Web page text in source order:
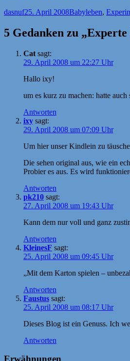
Autor
dasnufVeröffentlicht
25. April 2008Kategorien
Babyleben,
5 Gedanken zu
Cat sagt:
29. April 2008 um 22:27 Uhr
Hallo ixy!
um es kurz zu machen: hatte
Antworten
ixy sagt:
29. April 2008 um 07:09 Uhr
Um hier unser Kindlein zu
Die sehen original aus, wie ein
Probier es aus. Es wird
Antworten
pk210 sagt:
27. April 2008 um 19:43 Uhr
Kann dem nur voll und ganz
Antworten
KleinesF sagt:
25. April 2008 um 09:45 Uhr
„Mit dem Karton spielen –
Antworten
Faustus sagt:
25. April 2008 um 08:17 Uhr
Dieses Blog ist ein Genuss. Ich
Antworten